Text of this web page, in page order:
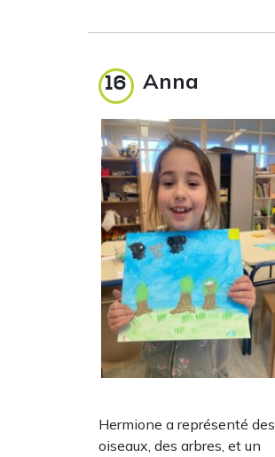
16 Anna
Hermione a représenté des
oiseaux, des arbres, et un